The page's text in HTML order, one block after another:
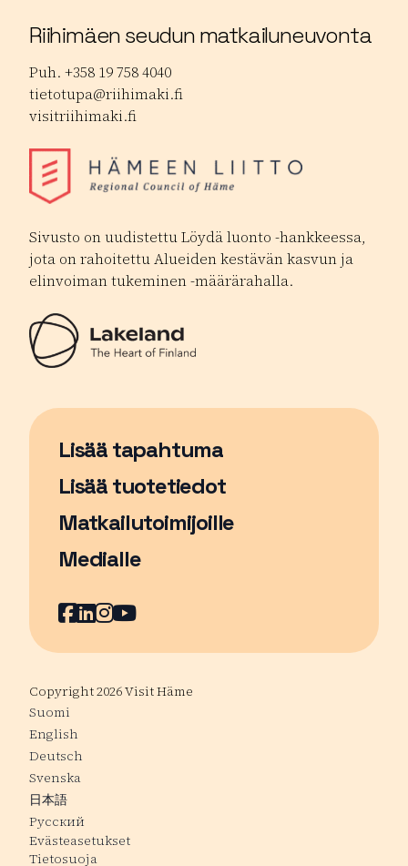
Riihimäen seudun matkailuneuvonta
Puh. +358 19 758 4040
tietotupa@riihimaki.fi
visitriihimaki.fi
Sivusto on uudistettu Löydä luonto -hankkeessa,
jota on rahoitettu Alueiden kestävän kasvun ja
elinvoiman tukeminen -määrärahalla.
Lisää tapahtuma
Sivu avautuu uudessa ikkunassa
Lisää tuotetiedot
Matkailutoimijoille
Medialle
Facebook
Sivu avautuu uudessa ikkunassa
LinkedIn
Sivu avautuu uudessa ikkunassa
Instagram
Sivu avautuu uudessa
YouTube
Sivu avautuu uudessa
Copyright 2026 Visit Häme
Suomi
English
Deutsch
Svenska
日本語
Русский
Evästeasetukset
Tietosuoja